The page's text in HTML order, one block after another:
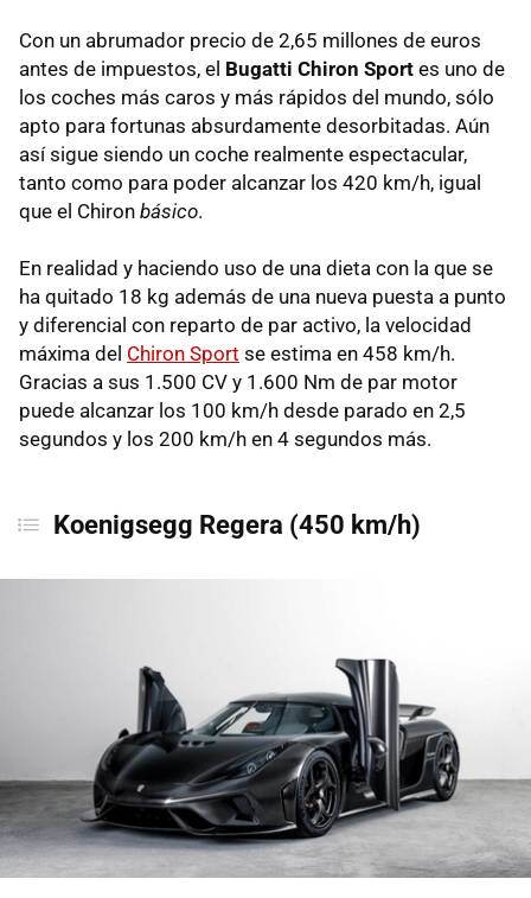
Con un abrumador precio de 2,65 millones de euros
antes de impuestos, el Bugatti Chiron Sport es uno de
los coches más caros y más rápidos del mundo, sólo
apto para fortunas absurdamente desorbitadas. Aún
así sigue siendo un coche realmente espectacular,
tanto como para poder alcanzar los 420 km/h, igual
que el Chiron básico.
En realidad y haciendo uso de una dieta con la que se
ha quitado 18 kg además de una nueva puesta a punto
y diferencial con reparto de par activo, la velocidad
máxima del Chiron Sport se estima en 458 km/h.
Gracias a sus 1.500 CV y 1.600 Nm de par motor
puede alcanzar los 100 km/h desde parado en 2,5
segundos y los 200 km/h en 4 segundos más.
Koenigsegg Regera (450 km/h)